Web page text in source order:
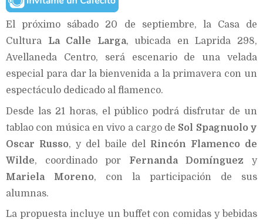
El próximo sábado 20 de septiembre, la Casa de
Cultura La Calle Larga, ubicada en Laprida 298,
Avellaneda Centro, será escenario de una velada
especial para dar la bienvenida a la primavera con un
espectáculo dedicado al flamenco.
Desde las 21 horas, el público podrá disfrutar de un
tablao con música en vivo a cargo de Sol Spagnuolo y
Oscar Russo, y del baile del Rincón Flamenco de
Wilde, coordinado por Fernanda Domínguez y
Mariela Moreno, con la participación de sus
alumnas.
La propuesta incluye un buffet con comidas y bebidas